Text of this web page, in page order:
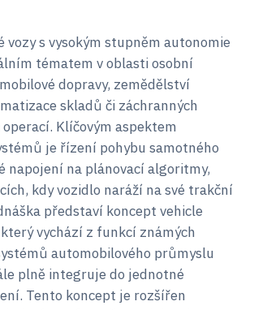
vozy s vysokým stupněm autonomie
tématem v oblasti osobní
dopravy, zemědělství
skladů či záchranných
Klíčovým aspektem
je řízení pohybu samotného
napojení na plánovací algoritmy,
kdy vozidlo naráží na své trakční
představí koncept vehicle
vychází z funkcí známých
automobilového průmyslu
plně integruje do jednotné
Tento koncept je rozšířen